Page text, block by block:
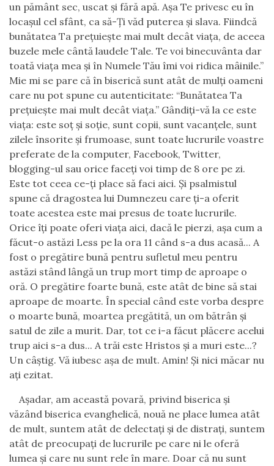
un pământ sec, uscat şi fără apă. Aşa Te privesc eu în
locaşul cel sfânt, ca să-Ţi văd puterea şi slava. Fiindcă
bunătatea Ta preţuieşte mai mult decât viaţa, de aceea
buzele mele cântă laudele Tale. Te voi binecuvânta dar
toată viaţa mea şi în Numele Tău îmi voi ridica mâinile.”
Mie mi se pare că în biserică sunt atât de mulţi oameni
care nu pot spune cu autenticitate: “Bunătatea Ta
preţuieşte mai mult decât viaţa.” Gândiţi-vă la ce este
viaţa: este soţ şi soţie, sunt copii, sunt vacanţele, sunt
zilele însorite şi frumoase, sunt toate lucrurile voastre
preferate de la computer, Facebook, Twitter,
blogging-ul sau orice faceţi voi timp de 8 ore pe zi.
Este tot ceea ce-ţi place să faci aici. Şi psalmistul
spune că dragostea lui Dumnezeu care ţi-a oferit
toate acestea este mai presus de toate lucrurile.
Orice îţi poate oferi viaţa aici, dacă le pierzi, aşa cum a
făcut-o astăzi Less pe la ora 11 când s-a dus acasă... A
fost o pregătire bună pentru sufletul meu pentru
astăzi stând lângă un trup mort timp de aproape o
oră. O pregătire foarte bună, este atât de bine să stai
aproape de moarte. În special când este vorba despre
o moarte bună, moartea pregătită, un om bătrân şi
satul de zile a murit. Dar, tot ce i-a făcut plăcere acelui
trup aici s-a dus... A trăi este Hristos şi a muri este...?
Un câştig. Vă iubesc aşa de mult. Amin! Şi nici măcar nu
aţi ezitat.
Aşadar, am această povară, privind biserica şi
văzând biserica evanghelică, nouă ne place lumea atât
de mult, suntem atât de delectaţi şi de distraţi, suntem
atât de preocupaţi de lucrurile pe care ni le oferă
lumea şi care nu sunt rele în mare. Doar că nu sunt